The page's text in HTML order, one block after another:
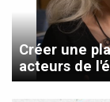
Créer une
acteurs de